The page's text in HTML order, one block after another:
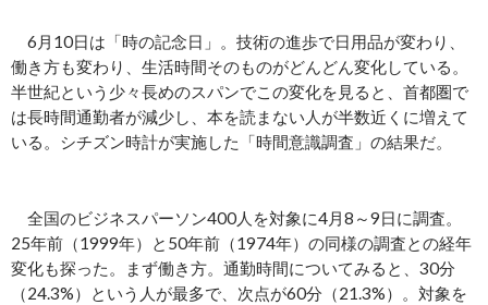
6月10日は「時の記念日」。技術の進歩で日用品が変わり、
働き方も変わり、生活時間そのものがどんどん変化している。
半世紀という少々長めのスパンでこの変化を見ると、首都圏で
は長時間通勤者が減少し、本を読まない人が半数近くに増えて
いる。シチズン時計が実施した「時間意識調査」の結果だ。
全国のビジネスパーソン400人を対象に4月8～9日に調査。
25年前（1999年）と50年前（1974年）の同様の調査との経年
変化も探った。まず働き方。通勤時間についてみると、30分
（24.3%）という人が最多で、次点が60分（21.3%）。対象を